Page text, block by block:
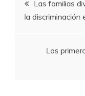
o
p
de
entradas
Las familias
la discriminación
Los